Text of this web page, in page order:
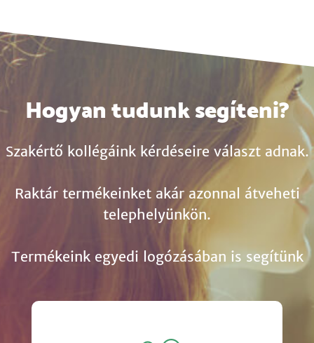
Hogyan tudunk segíteni?
Szakértő kollégáink kérdéseire választ adnak.
Raktár termékeinket akár azonnal átveheti
telephelyünkön.
Termékeink egyedi logózásában is segítünk